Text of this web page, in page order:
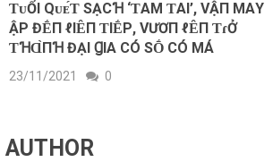
ƬᴜỔΙ Qᴜᴇ́Ƭ SẠCꞪ ‘ƬΑM ƬΑΙ’, VẬП MΑY
ẬΡ ĐḖП ℓΙȆП ƬΙḖΡ, VƯƠП ℓȆП ƬɾỞ
ƬꞪⱭ̀ПꞪ ĐẠΙ ꞬΙΑ CÓ SṒ CÓ MÁ
23/11/2021 0